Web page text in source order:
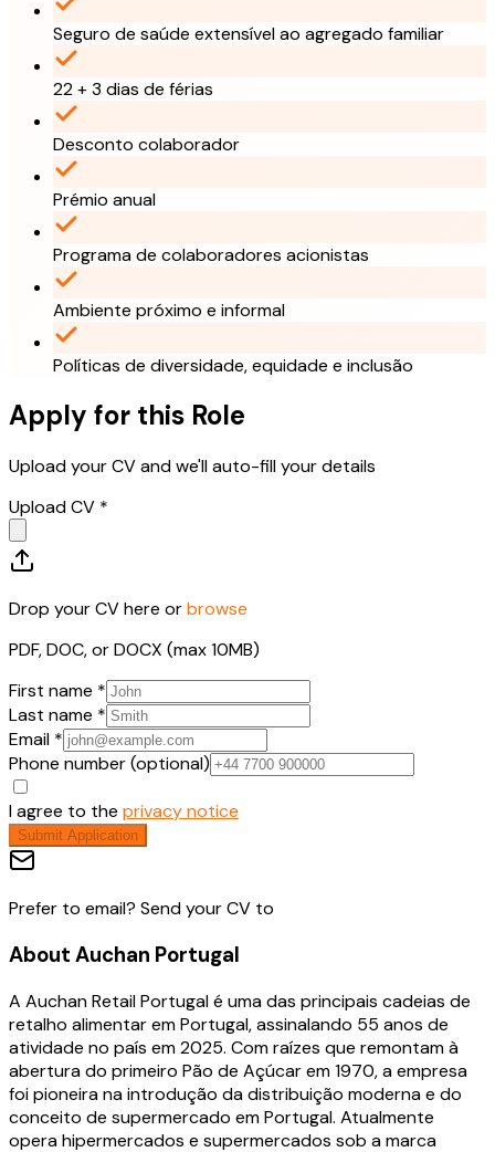
Seguro de saúde extensível ao agregado familiar
22 + 3 dias de férias
Desconto colaborador
Prémio anual
Programa de colaboradores acionistas
Ambiente próximo e informal
Políticas de diversidade, equidade e inclusão
Apply for this Role
Upload your CV and we'll auto-fill your details
Upload CV *
Drop your CV here orbrowse
PDF, DOC, or DOCX (max 10MB)
First name *
Last name *
Email *
Phone number (optional)
I agree to the privacy notice
Submit Application
Prefer to email? Send your CV to
About Auchan Portugal
A Auchan Retail Portugal é uma das principais cadeias de
retalho alimentar em Portugal, assinalando 55 anos de
atividade no país em 2025. Com raízes que remontam à
abertura do primeiro Pão de Açúcar em 1970, a empresa
foi pioneira na introdução da distribuição moderna e do
conceito de supermercado em Portugal. Atualmente
opera hipermercados e supermercados sob a marca